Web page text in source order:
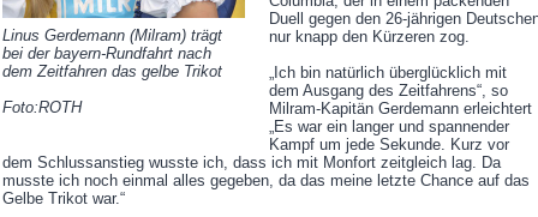
Linus Gerdemann (Milram) trägt
bei der bayern-Rundfahrt nach
dem Zeitfahren das gelbe Trikot
Foto:ROTH
Duell gegen den 26-jährigen
nur knapp den Kürzeren zog.
„Ich bin natürlich überglücklich mit
dem Ausgang des Zeitfahrens“, so
Milram-Kapitän Gerdemann erleichtert
„Es war ein langer und spannender
Kampf um jede Sekunde. Kurz vor
dem Schlussanstieg wusste ich, dass ich mit Monfort zeitgleich lag. Da
musste ich noch einmal alles gegeben, da das meine letzte Chance auf das
Gelbe Trikot war.“